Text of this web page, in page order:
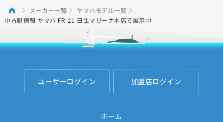
メーカー一覧
ヤマハモデル一覧
中古艇情報 ヤマハ FR-21 日生マリーナ本店で展示中
ユーザーログイン 加盟店ログイン
ホーム